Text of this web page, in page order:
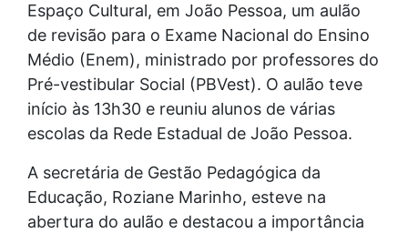
Espaço Cultural, em João Pessoa, um aulão
de revisão para o Exame Nacional do Ensino
Médio (Enem), ministrado por professores do
Pré-vestibular Social (PBVest). O aulão teve
início às 13h30 e reuniu alunos de várias
escolas da Rede Estadual de João Pessoa.
A secretária de Gestão Pedagógica da
Educação, Roziane Marinho, esteve na
abertura do aulão e destacou a importância